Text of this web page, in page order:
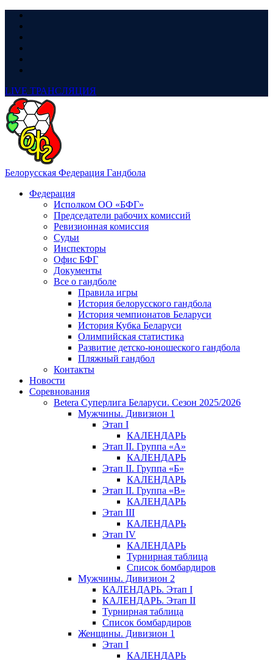
LIVE ТРАНСЛЯЦИЯ
Белорусская Федерация Гандбола
Федерация
Исполком ОО «БФГ»
Председатели рабочих комиссий
Ревизионная комиссия
Судьи
Инспекторы
Офис БФГ
Документы
Все о гандболе
Правила игры
История белорусского гандбола
История чемпионатов Беларуси
История Кубка Беларуси
Олимпийская статистика
Развитие детско-юношеского гандбола
Пляжный гандбол
Контакты
Новости
Соревнования
Betera Суперлига Беларуси. Сезон 2025/2026
Мужчины. Дивизион 1
Этап I
КАЛЕНДАРЬ
Этап II. Группа «А»
КАЛЕНДАРЬ
Этап II. Группа «Б»
КАЛЕНДАРЬ
Этап II. Группа «В»
КАЛЕНДАРЬ
Этап III
КАЛЕНДАРЬ
Этап IV
КАЛЕНДАРЬ
Турнирная таблица
Список бомбардиров
Мужчины. Дивизион 2
КАЛЕНДАРЬ. Этап I
КАЛЕНДАРЬ. Этап II
Турнирная таблица
Список бомбардиров
Женщины. Дивизион 1
Этап I
КАЛЕНДАРЬ